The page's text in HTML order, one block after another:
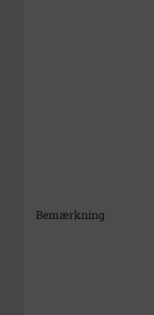
Bemærkning